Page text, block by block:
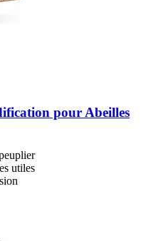
pour Abeilles
utiles